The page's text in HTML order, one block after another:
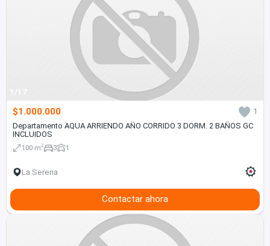
1/17
$1.000.000
1
Departamento AQUA ARRIENDO AÑO CORRIDO 3 DORM. 2 BAÑOS GC
INCLUIDOS
100 m2 3 1
La Serena
Contactar ahora